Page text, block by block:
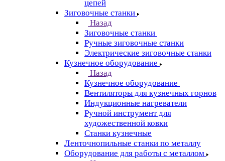
цепей
Зиговочные станки
Назад
Зиговочные станки
Ручные зиговочные станки
Электрические зиговочные станки
Кузнечное оборудование
Назад
Кузнечное оборудование
Вентиляторы для кузнечных горнов
Индукционные нагреватели
Ручной инструмент для
художественной ковки
Станки кузнечные
Ленточнопильные станки по металлу
Оборудование для работы с металлом